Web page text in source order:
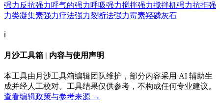
强力反抗强力呼气的强力呼吸强力搅拌强力搅拌机强力抗拒强
力类凝集素强力疗法强力裂断法强力霉素羟磷灰石
ℹ️
月沙工具箱 | 内容与使用声明
本工具由月沙工具箱编辑团队维护，部分内容采用 AI 辅助生
成并经人工校对。工具结果仅供参考，不构成任何专业建议。
查看编辑政策与参考来源 →